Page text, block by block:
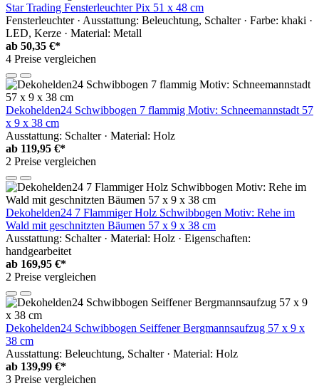
Star Trading Fensterleuchter Pix 51 x 48 cm
Fensterleuchter · Ausstattung: Beleuchtung, Schalter · Farbe: khaki ·
LED, Kerze · Material: Metall
ab 50,35 €*
4 Preise vergleichen
Dekohelden24 Schwibbogen 7 flammig Motiv: Schneemannstadt 57
x 9 x 38 cm
Ausstattung: Schalter · Material: Holz
ab 119,95 €*
2 Preise vergleichen
Dekohelden24 7 Flammiger Holz Schwibbogen Motiv: Rehe im
Wald mit geschnitzten Bäumen 57 x 9 x 38 cm
Ausstattung: Schalter · Material: Holz · Eigenschaften:
handgearbeitet
ab 169,95 €*
2 Preise vergleichen
Dekohelden24 Schwibbogen Seiffener Bergmannsaufzug 57 x 9 x
38 cm
Ausstattung: Beleuchtung, Schalter · Material: Holz
ab 139,99 €*
3 Preise vergleichen